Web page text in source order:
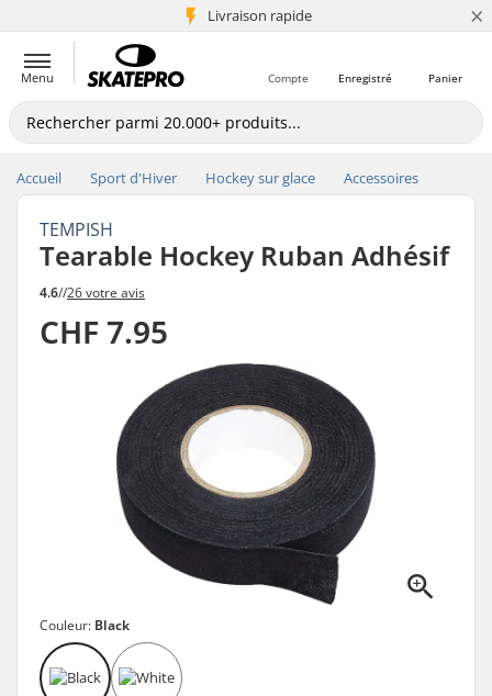
Livraison rapide
+5 mio de clients ×
Menu Panier
Enregistré
Compte
Accueil Sport d'Hiver Hockey sur glace Accessoires
TEMPISH
Tearable Hockey Ruban Adhésif
4.6//26 votre avis
CHF 7.95
Couleur: Black